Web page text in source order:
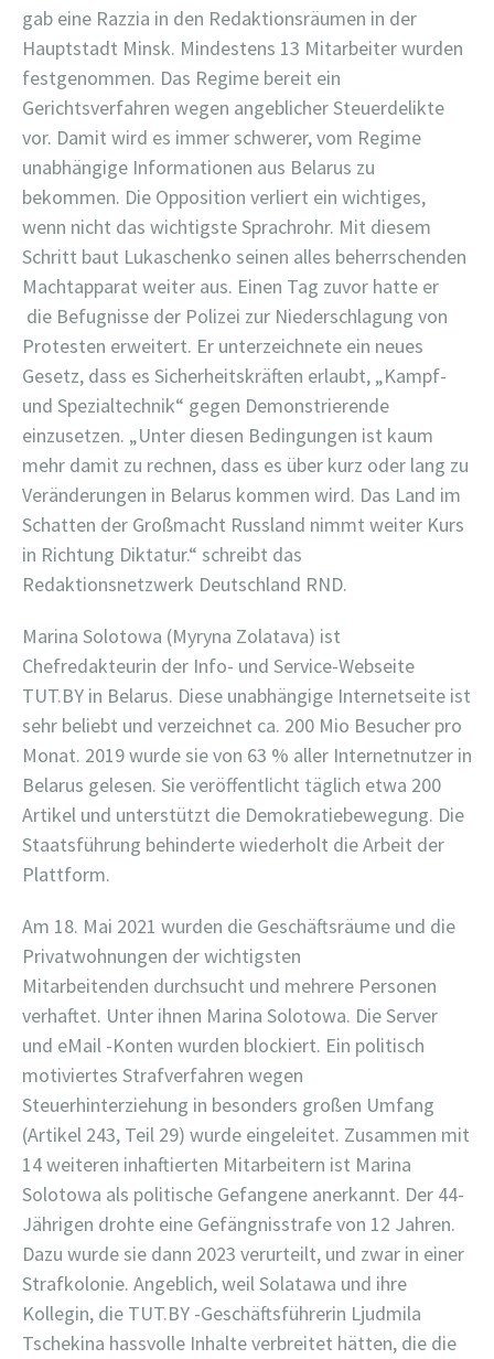
gab eine Razzia in den Redaktionsräumen in der
Hauptstadt Minsk. Mindestens 13 Mitarbeiter wurden
festgenommen. Das Regime bereit ein
Gerichtsverfahren wegen angeblicher Steuerdelikte
vor. Damit wird es immer schwerer, vom Regime
unabhängige Informationen aus Belarus zu
bekommen. Die Opposition verliert ein wichtiges,
wenn nicht das wichtigste Sprachrohr. Mit diesem
Schritt baut Lukaschenko seinen alles beherrschenden
Machtapparat weiter aus. Einen Tag zuvor hatte er
die Befugnisse der Polizei zur Niederschlagung von
Protesten erweitert. Er unterzeichnete ein neues
Gesetz, dass es Sicherheitskräften erlaubt, „Kampf-
und Spezialtechnik“ gegen Demonstrierende
einzusetzen. „Unter diesen Bedingungen ist kaum
mehr damit zu rechnen, dass es über kurz oder lang zu
Veränderungen in Belarus kommen wird. Das Land im
Schatten der Großmacht Russland nimmt weiter Kurs
in Richtung Diktatur.“ schreibt das
Redaktionsnetzwerk Deutschland RND.
Marina Solotowa (Myryna Zolatava) ist
Chefredakteurin der Info- und Service-Webseite
TUT.BY in Belarus. Diese unabhängige Internetseite ist
sehr beliebt und verzeichnet ca. 200 Mio Besucher pro
Monat. 2019 wurde sie von 63 % aller Internetnutzer in
Belarus gelesen. Sie veröffentlicht täglich etwa 200
Artikel und unterstützt die Demokratiebewegung. Die
Staatsführung behinderte wiederholt die Arbeit der
Plattform.
Am 18. Mai 2021 wurden die Geschäftsräume und die
Privatwohnungen der wichtigsten
Mitarbeitenden durchsucht und mehrere Personen
verhaftet. Unter ihnen Marina Solotowa. Die Server
und eMail -Konten wurden blockiert. Ein politisch
motiviertes Strafverfahren wegen
Steuerhinterziehung in besonders großen Umfang
(Artikel 243, Teil 29) wurde eingeleitet. Zusammen mit
14 weiteren inhaftierten Mitarbeitern ist Marina
Solotowa als politische Gefangene anerkannt. Der 44-
Jährigen drohte eine Gefängnisstrafe von 12 Jahren.
Dazu wurde sie dann 2023 verurteilt, und zwar in einer
Strafkolonie. Angeblich, weil Solatawa und ihre
Kollegin, die TUT.BY -Geschäftsführerin Ljudmila
Tschekina hassvolle Inhalte verbreitet hätten, die die